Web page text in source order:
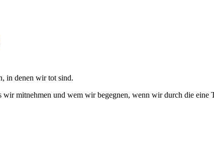
in denen wir tot sind.
mitnehmen und wem wir begegnen, wenn wir durch die eine